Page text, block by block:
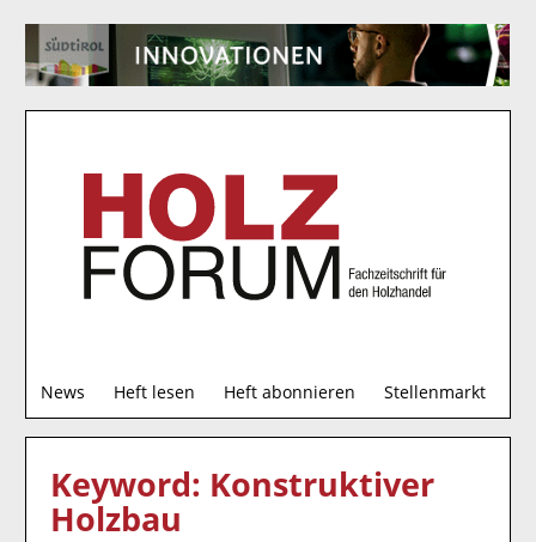
News Heft lesen Heft abonnieren Stellenmarkt
u
c
Keyword: Konstruktiver
Holzbau